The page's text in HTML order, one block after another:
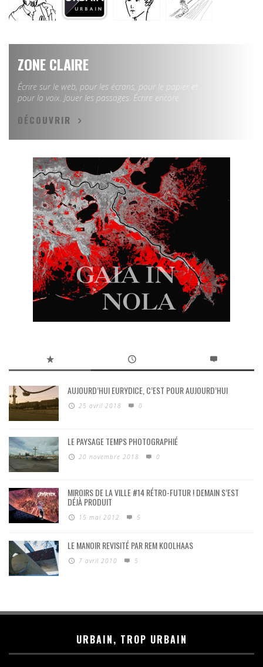
ZONE CLAIRE
Écrire sur le web, pour les écrans, pour le papier et
pour la voix. Jouer les passages. Écrire encore.
DÉCOUVRIR
AUJOURD’HUI EURYDICE, C’EST POUR AUJOURD’HUI
25 avril 2018 0
LE PAYSAGE TEMPS PHOTOGRAPHIÉ
20 novembre 2018 0
MIROIRS DE LA VILLE #14 RÉTRO-FUTUR ! DEMAIN S’EST
DÉJÀ PRODUIT
15 mai 2012 5
LE MANOIR REVISITÉ PAR REM KOOLHAAS
7 avril 2010 5
URBAIN, TROP URBAIN